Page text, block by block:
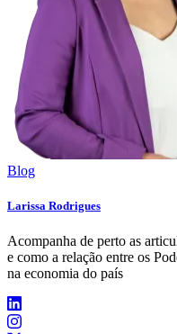
Blog
Larissa Rodrigues
Acompanha de perto as
e como a relação entre os
na economia do país